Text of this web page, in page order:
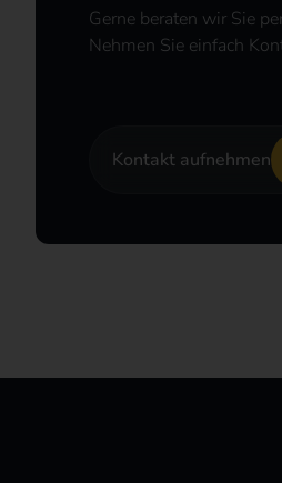
Gerne beraten wir Sie
Nehmen Sie einfach
Kontakt aufnehmen